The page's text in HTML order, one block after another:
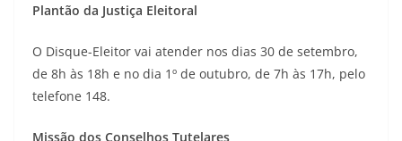
Plantão da Justiça Eleitoral
O Disque-Eleitor vai atender nos dias 30 de setembro,
de 8h às 18h e no dia 1º de outubro, de 7h às 17h, pelo
telefone 148.
Missão dos Conselhos Tutelares